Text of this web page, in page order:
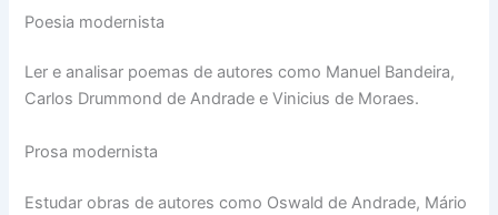
Poesia modernista
Ler e analisar poemas de autores como Manuel Bandeira,
Carlos Drummond de Andrade e Vinicius de Moraes.
Prosa modernista
Estudar obras de autores como Oswald de Andrade, Mário